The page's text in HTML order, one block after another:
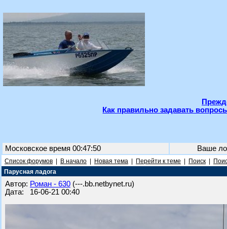
Как правильно задавать
Московское время 00:47:50 Ваше
Список форумов В начало Новая тема Перейти к теме Поиск
Парусная ладога
Автор: Роман - 630 (---.bb.netbynet.ru)
Дата: 16-06-21 00:40